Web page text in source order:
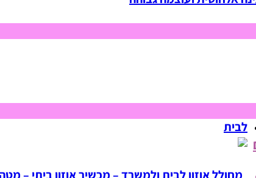
לבית
מחולל אוזון לבית ולמשרד – מכשיר אוזון ביתי –